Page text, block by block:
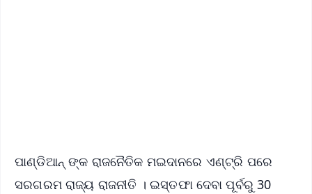
ପାଣ୍ଡିଆନ୍ ଙ୍କ ରାଜନୈତିକ ମଇଦାନରେ ଏଣ୍ଟ୍ରି ପରେ
ସରଗରମ ରାଜ୍ୟ ରାଜନୀତି । ଇସ୍ତଫା ଦେବା ପୂର୍ବରୁ 30